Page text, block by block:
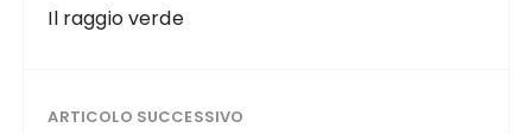
Il raggio verde
ARTICOLO SUCCESSIVO